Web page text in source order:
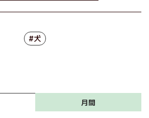
#犬
月間